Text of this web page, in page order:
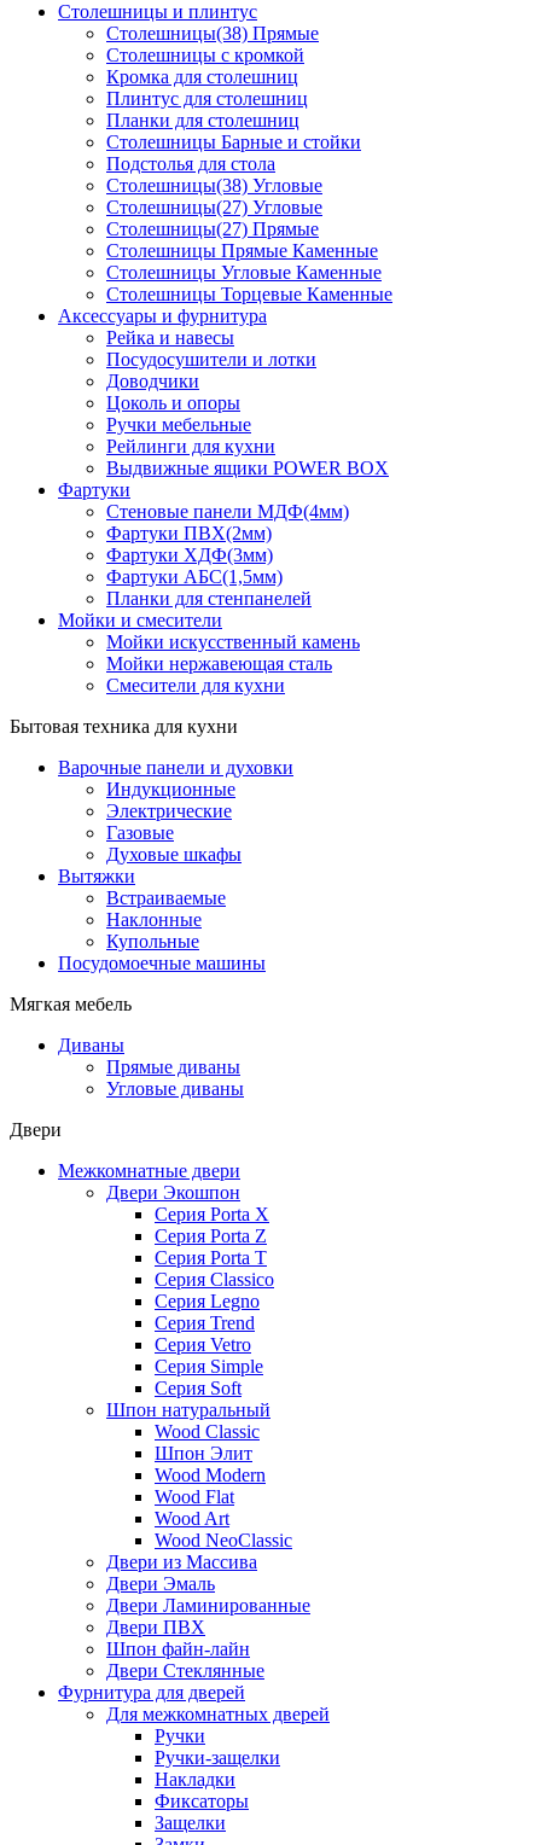
Столешницы и плинтус
Столешницы(38) Прямые
Столешницы с кромкой
Кромка для столешниц
Плинтус для столешниц
Планки для столешниц
Столешницы Барные и стойки
Подстолья для стола
Столешницы(38) Угловые
Столешницы(27) Угловые
Столешницы(27) Прямые
Столешницы Прямые Каменные
Столешницы Угловые Каменные
Столешницы Торцевые Каменные
Аксессуары и фурнитура
Рейка и навесы
Посудосушители и лотки
Доводчики
Цоколь и опоры
Ручки мебельные
Рейлинги для кухни
Выдвижные ящики POWER BOX
Фартуки
Стеновые панели МДФ(4мм)
Фартуки ПВХ(2мм)
Фартуки ХДФ(3мм)
Фартуки АБС(1,5мм)
Планки для стенпанелей
Мойки и смесители
Мойки искусственный камень
Мойки нержавеющая сталь
Смесители для кухни
Бытовая техника для кухни
Варочные панели и духовки
Индукционные
Электрические
Газовые
Духовые шкафы
Вытяжки
Встраиваемые
Наклонные
Купольные
Посудомоечные машины
Мягкая мебель
Диваны
Прямые диваны
Угловые диваны
Двери
Межкомнатные двери
Двери Экошпон
Серия Porta X
Серия Porta Z
Серия Porta T
Серия Classico
Серия Legno
Серия Trend
Серия Vetro
Серия Simple
Серия Soft
Шпон натуральный
Wood Classic
Шпон Элит
Wood Modern
Wood Flat
Wood Art
Wood NeoClassic
Двери из Массива
Двери Эмаль
Двери Ламинированные
Двери ПВХ
Шпон файн-лайн
Двери Стеклянные
Фурнитура для дверей
Для межкомнатных дверей
Ручки
Ручки-защелки
Накладки
Фиксаторы
Защелки